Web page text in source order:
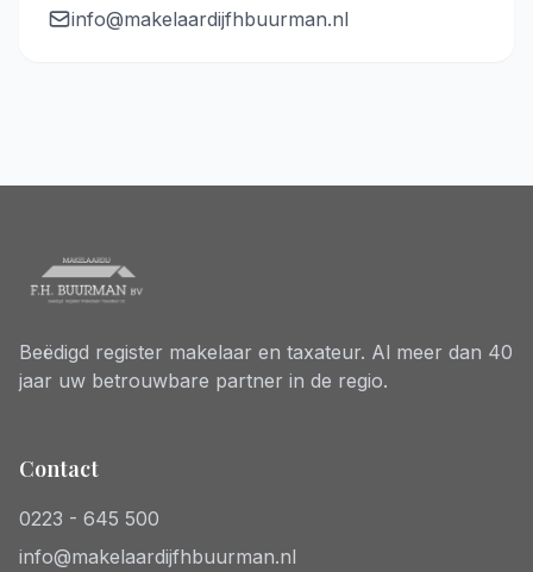
info@makelaardijfhbuurman.nl
Beëdigd register makelaar en taxateur. Al meer dan 40
jaar uw betrouwbare partner in de regio.
Contact
0223 - 645 500
info@makelaardijfhbuurman.nl